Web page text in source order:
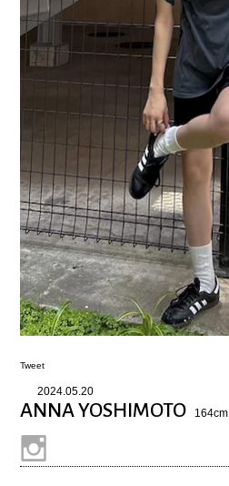
Tweet
2024.05.20
ANNA YOSHIMOTO 164cm